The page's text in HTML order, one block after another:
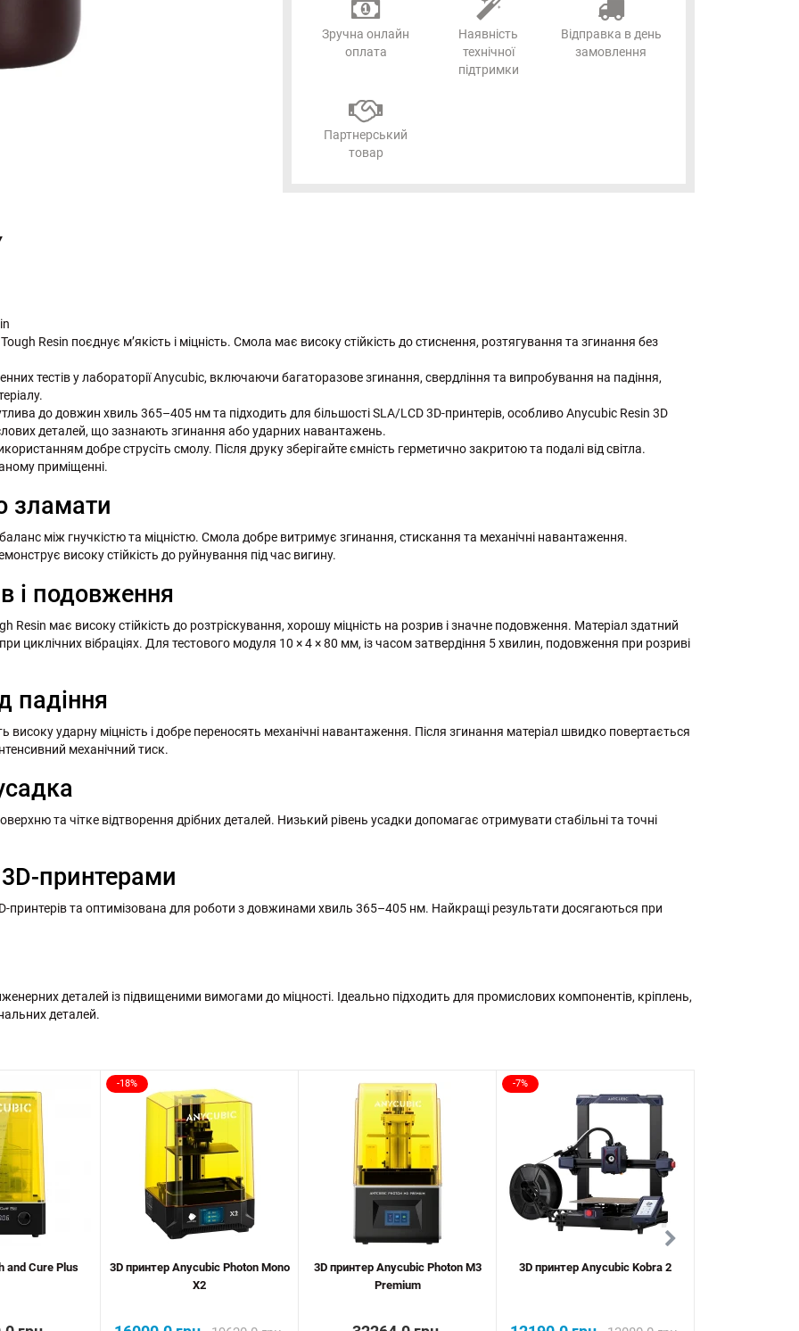
Зручна онлайн
оплата
Наявність
технічної
підтримки
Відправка в день
замовлення
Партнерський
товар
Resin поєднує м’якість і міцність. Смола має високу стійкість до стиснення, розтягування та згинання без
тестів у лабораторії Anycubic, включаючи багаторазове згинання, свердління та випробування на падіння,
до довжин хвиль 365–405 нм та підходить для більшості SLA/LCD 3D-принтерів, особливо Anycubic Resin 3D
деталей, що зазнають згинання або ударних навантажень.
добре струсіть смолу. Після друку зберігайте ємність герметично закритою та подалі від світла.
приміщенні.
зламати
між гнучкістю та міцністю. Смола добре витримує згинання, стискання та механічні навантаження.
високу стійкість до руйнування під час вигину.
і подовження
Resin має високу стійкість до розтріскування, хорошу міцність на розрив і значне подовження. Матеріал здатний
циклічних вібраціях. Для тестового модуля 10 × 4 × 80 мм, із часом затвердіння 5 хвилин, подовження при розриві
падіння
високу ударну міцність і добре переносять механічні навантаження. Після згинання матеріал швидко повертається
механічний тиск.
та чітке відтворення дрібних деталей. Низький рівень усадки допомагає отримувати стабільні та точні
принтерами
принтерів та оптимізована для роботи з довжинами хвиль 365–405 нм. Найкращі результати досягаються при
деталей із підвищеними вимогами до міцності. Ідеально підходить для промислових компонентів, кріплень,
деталей.
and Cure Plus
-18%
3D принтер Anycubic Photon Mono
X2
3D принтер Anycubic Photon M3
Premium
-7%
3D принтер Anycubic Kobra 2